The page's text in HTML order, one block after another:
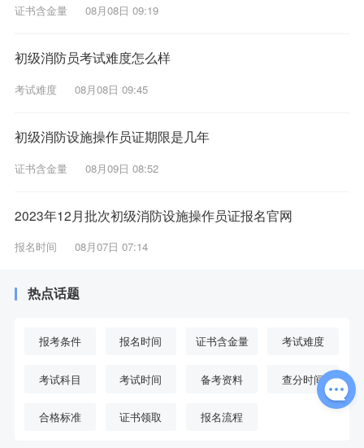
证书含金量 08月08日 09:19
初级消防员考试难度怎么样
考试难度 08月08日 09:45
初级消防设施操作员证期限是几年
证书含金量 08月09日 08:52
2023年12月批次初级消防设施操作员证报名官网
报名时间 08月07日 07:14
热点话题
报考条件 报名时间 证书含金量 考试难度
考试科目 考试时间 备考资料 查分时间
合格标准 证书领取 报名流程